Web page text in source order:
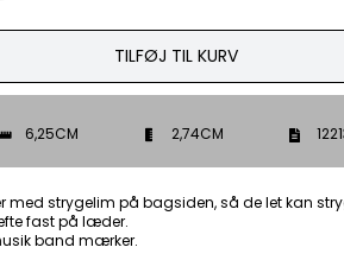
TILFØJ TIL KURV
6,25CM 2,74CM
med strygelim på bagsiden, så de let kan
fast på læder.
band mærker.